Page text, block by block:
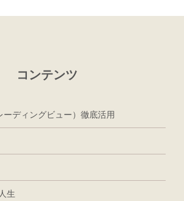
コンテンツ
ディングビュー）徹底活用
生